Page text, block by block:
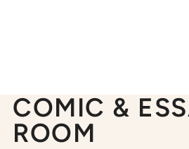
COMIC &
ROOM